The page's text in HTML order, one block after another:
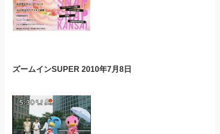
ズームインSUPER 2010年7月8日